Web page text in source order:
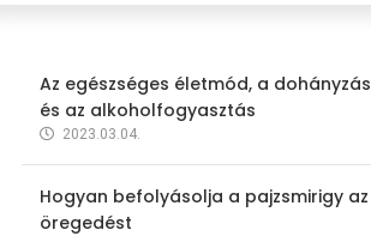
Az egészséges életmód, a dohányzás
és az alkoholfogyasztás
2023.03.04.
Hogyan befolyásolja a pajzsmirigy az
öregedést